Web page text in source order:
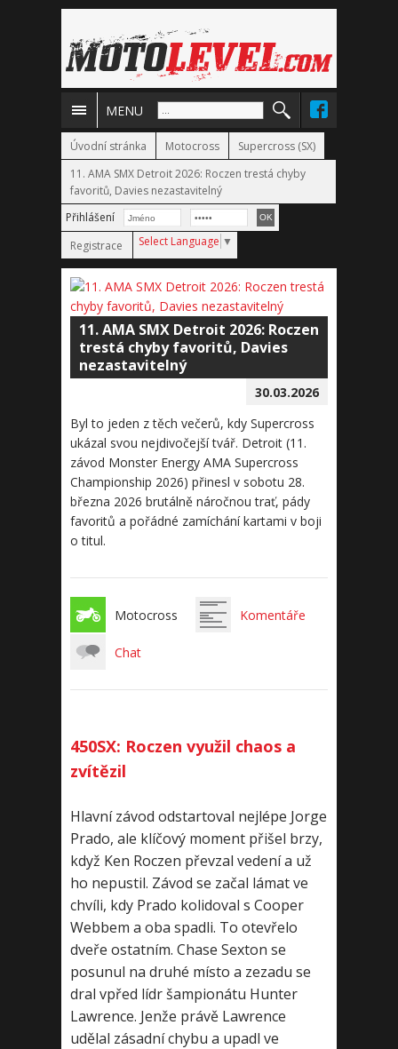
MENU
Úvodní stránka Motocross
Supercross (SX)
11. AMA SMX Detroit 2026: Roczen trestá chyby
favoritů, Davies nezastavitelný
Přihlášení
Registrace
Select Language ▼
11. AMA SMX Detroit 2026: Roczen
trestá chyby favoritů, Davies
nezastavitelný
30.03.2026
Byl to jeden z těch večerů, kdy Supercross
ukázal svou nejdivočejší tvář. Detroit (11.
závod Monster Energy AMA Supercross
Championship 2026) přinesl v sobotu 28.
března 2026 brutálně náročnou trať, pády
favoritů a pořádné zamíchání kartami v boji
o titul.
Motocross Komentáře
Chat
450SX: Roczen využil chaos a
zvítězil
Hlavní závod odstartoval nejlépe Jorge
Prado, ale klíčový moment přišel brzy,
když Ken Roczen převzal vedení a už
ho nepustil. Závod se začal lámat ve
chvíli, kdy Prado kolidoval s Cooper
Webbem a oba spadli. To otevřelo
dveře ostatním. Chase Sexton se
posunul na druhé místo a zezadu se
dral vpřed lídr šampionátu Hunter
Lawrence. Jenže právě Lawrence
udělal zásadní chybu a upadl ve